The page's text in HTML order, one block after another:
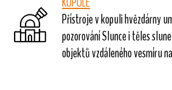
Přístroje v kopuli hvězdárny
pozorování Slunce i těles
objektů vzdáleného vesmíru